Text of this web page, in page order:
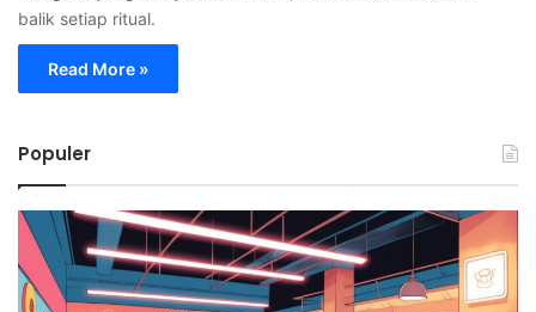
balik setiap ritual.
Read More »
Populer